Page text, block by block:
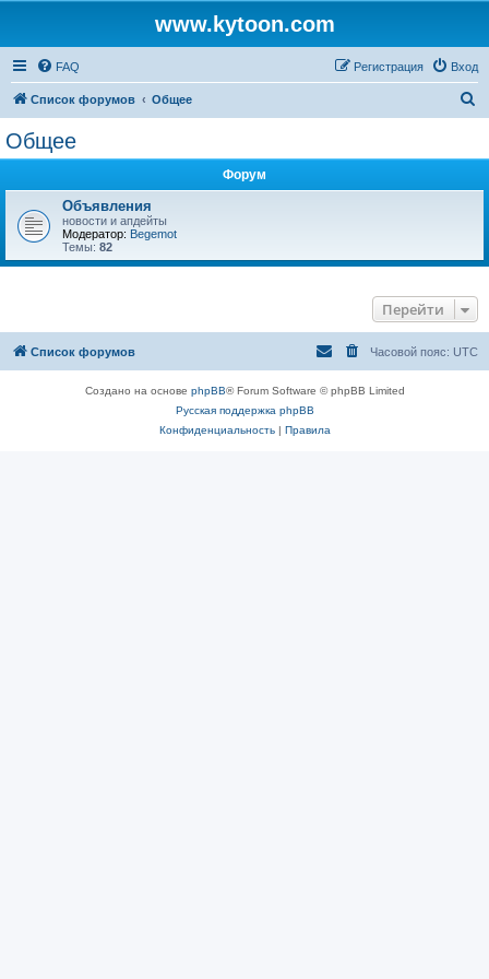
www.kytoon.com
FAQ Вход
Регистрация
Список форумов Общее
Общее
Форум
Объявления
новости и апдейты
Модератор: Begemot
Темы: 82
Перейти
Список форумов Часовой пояс: UTC
Создано на основе phpBB® Forum Software © phpBB Limited
Русская поддержка phpBB
Конфиденциальность| Правила